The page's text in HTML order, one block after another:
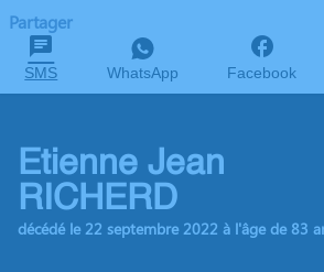
Partager
SMS WhatsApp Facebook
Etienne Jean
RICHERD
décédé le 22 septembre 2022 à l'âge de 83